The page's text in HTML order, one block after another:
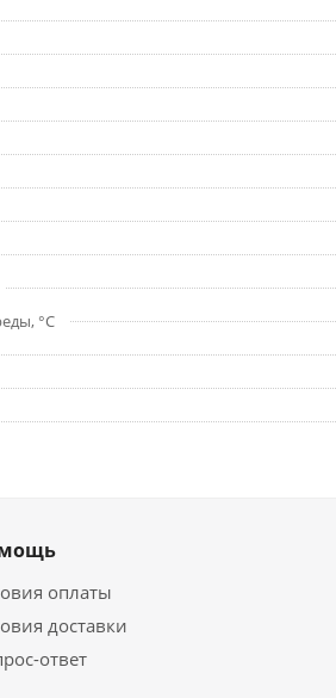
°С
оплаты
доставки
ответ